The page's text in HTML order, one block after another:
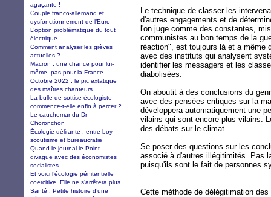
Le technique de classer les
d'autres engagements et de
l'on juge comme des constantes,
communistes au bon temps de la
réaction", est toujours là et a même
avec des instituts qui analysent
identifier les messagers et les
diabolisées.
On aboutit à des conclusions du
avec des pensées critiques sur la
développera automatiquement une
vilains qui sont encore plus vilains.
des débats sur le climat.
Se poser des questions sur les
associé à d'autres illégitimités. Pas
puisqu'ils sont le fait de personnes
.
Cette méthode de délégitimation
agaçante !
Couple franco-allemand et
dysfonctionnement de l’Euro
L’option problématique du tout
électrique
Comment analyser les grèves
actuelles ?
Macron : une chance pour lui-
même, pas pour la France
Octobre 2022 : le pic extatique
des maîtres chanteurs
La bulle de sottise écologiste
commence-t-elle enfin à percer ?
Le cauchemar du Dr
Choronchon
Écologie délirante : entre boy
scoutisme et bureaucratie
Quand le journal le Point
divague avec des économistes
socialistes
Et voici l’écologie pénitentielle
coercitive. Elle ne s’arrêtera plus
Santé : Petite histoire d’une